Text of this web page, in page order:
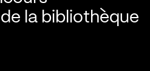
la bibliothèque